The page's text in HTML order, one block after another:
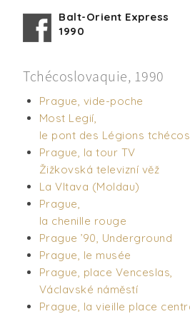
Balt-Orient Express
1990
Tchécoslovaquie, 1990
Prague, vide-poche
Most Legií,
le pont des Légions
Prague, la tour TV
Žižkovská televizní věž
La Vltava (Moldau)
Prague,
la chenille rouge
Prague ’90, Underground
Prague, le musée
Prague, place Venceslas,
Václavské náměstí
Prague, la vieille place